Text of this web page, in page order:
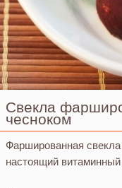
Свекла
чесноком
Фаршированная
настоящий витаминный